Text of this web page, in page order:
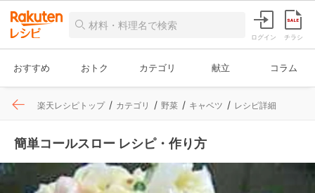
ログイン チラシ
おすすめ おトク カテゴリ 献立 コラム
楽天レシピトップ カテゴリ 野菜 キャベツ レシピ詳細
簡単コールスロー レシピ・作り方